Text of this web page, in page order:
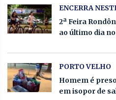
ENCERRA
2ª Feira
ao último dia
PORTO VELHO
Homem é
em isopor de